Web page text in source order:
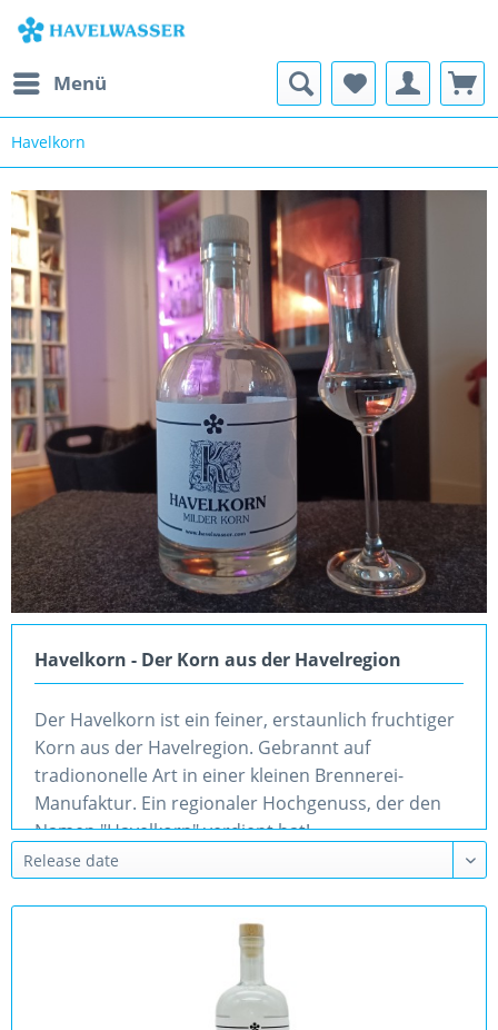
Menü
Havelkorn
Havelkorn - Der Korn aus der Havelregion
Der Havelkorn ist ein feiner, erstaunlich fruchtiger
Korn aus der Havelregion. Gebrannt auf
tradiononelle Art in einer kleinen Brennerei-
Manufaktur. Ein regionaler Hochgenuss, der den
Namen "Havelkorn" verdient hat!